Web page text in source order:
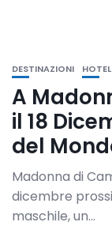
DESTINAZIONI HOTEL
A
il 18
del
Madonna di
dicembre
maschile, un...